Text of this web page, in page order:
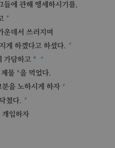
들에 관해 맹세하시기를,
+
운데서 쓰러지며
게 하겠다고 하셨다. +
가담하고 * +
물 *을 먹었다.
을 노하시게 하자 +
쳤다. +
개입하자